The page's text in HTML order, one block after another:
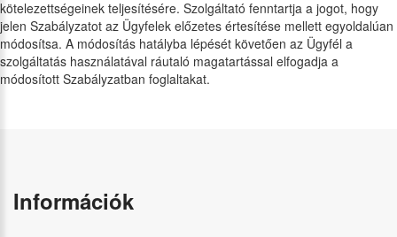
kötelezettségeinek teljesítésére. Szolgáltató fenntartja a jogot, hogy
jelen Szabályzatot az Ügyfelek előzetes értesítése mellett egyoldalúan
módosítsa. A módosítás hatályba lépését követően az Ügyfél a
szolgáltatás használatával ráutaló magatartással elfogadja a
módosított Szabályzatban foglaltakat.
Információk